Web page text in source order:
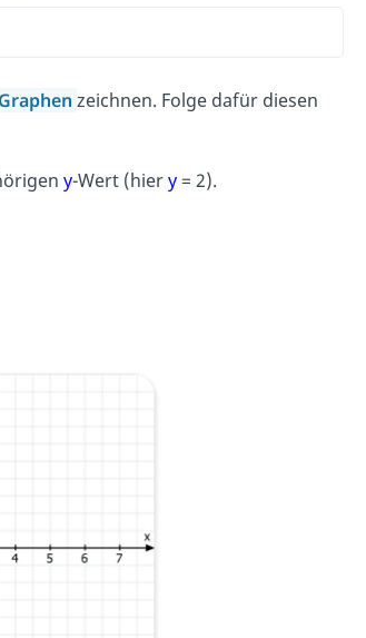
Graphen zeichnen. Folge dafür diesen
y-Wert (hiery= 2).